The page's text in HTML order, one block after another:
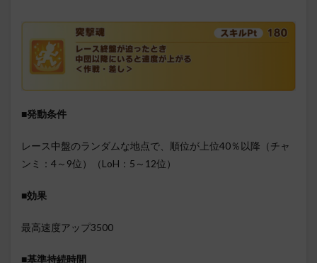
■発動条件
レース中盤のランダムな地点で、順位が上位40％以降（チャ
ンミ：4～9位）（LoH：5～12位）
■効果
最高速度アップ3500
■基準持続時間